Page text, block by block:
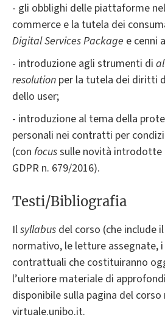
- gli obblighi delle piattaforme
commerce e la tutela dei
Digital Services Package e cenni
- introduzione agli strumenti di
resolution per la tutela dei diritti
dello user;
- introduzione al tema della
personali nei contratti per
(con focussulle novità introdotte
GDPR n. 679/2016).
Testi/Bibliografia
Ilsyllabus del corso (che include
normativo, le letture assegnate,
contrattuali che costituiranno
l’ulteriore materiale di
disponibile sulla pagina del
virtuale.unibo.it.